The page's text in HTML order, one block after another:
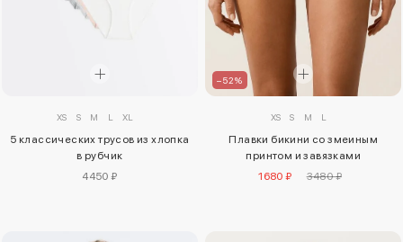
XS S M L XL
5 классических трусов из хлопка
в рубчик
4450 ₽
–52%
XS S M L
Плавки бикини со змеиным
принтом и завязками
1680 ₽
3480 ₽